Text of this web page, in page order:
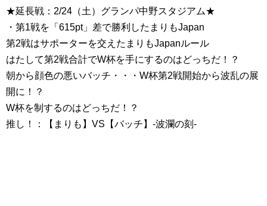
★延長戦：2/24（土）グランパ中野スタジアム★
・第1戦を「615pt」差で勝利したまりもJapan
第2戦はサポーターを交えたまりもJapanルール
はたして第2戦合計でW杯を手にするのはどっちだ！？
朝から顔色の悪いバッチ・・・W杯第2戦開始から波乱の展
開に！？
W杯を制するのはどっちだ！？
推し！：【まりも】VS【バッチ】-波瀾の刻-